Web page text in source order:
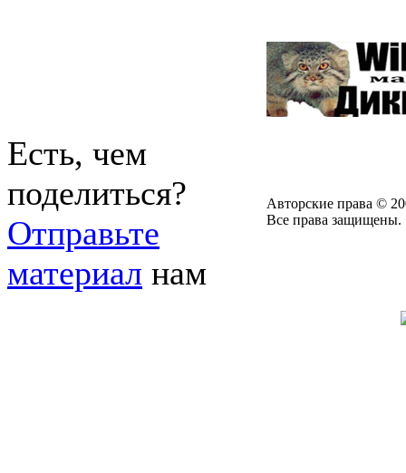
Есть, чем
поделиться?
Отправьте
материал нам
Авторские права ©
Все права защищены.